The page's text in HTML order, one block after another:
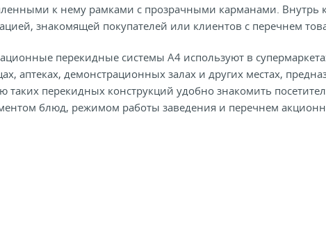
к нему рамками с прозрачными карманами. Внутрь
знакомящей покупателей или клиентов с перечнем
перекидные системы А4 используют в
аптеках, демонстрационных залах и других местах,
таких перекидных конструкций удобно знакомить
блюд, режимом работы заведения и перечнем